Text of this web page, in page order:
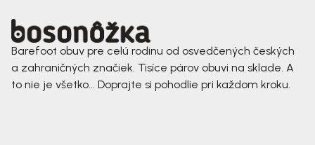
Barefoot obuv pre celú rodinu od osvedčených českých
a zahraničných značiek. Tisíce párov obuvi na sklade. A
to nie je všetko... Doprajte si pohodlie pri každom kroku.